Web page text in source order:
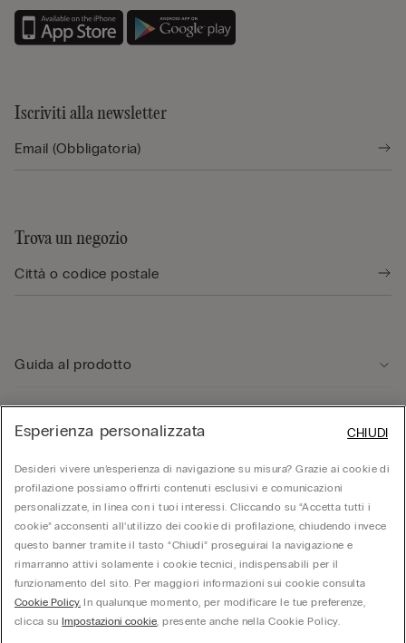
Iscriviti alla newsletter
Trova un negozio
Guida al prodotto
Area Legale
Corporate
© Calzedonia S.p.A | P.iva 02253210237 | Sede Legale: Malcesine (VR), Via Portici
Umberto Primo n. 5/3 | Cod. Fisc. e n.iscr. al Reg. Imprese di Verona: 01037050422 |
REA: VR – 205310 | Capitale sociale: Euro 212.000.000,00 | Società soggetta a
Esperienza personalizzata
Desideri vivere un’esperienza di navigazione su misura? Grazie ai cookie di
profilazione possiamo offrirti contenuti esclusivi e comunicazioni
personalizzate, in linea con i tuoi interessi. Cliccando su “Accetta tutti i
cookie” acconsenti all’utilizzo dei cookie di profilazione, chiudendo invece
questo banner tramite il tasto “Chiudi” proseguirai la navigazione e
rimarranno attivi solamente i cookie tecnici, indispensabili per il
funzionamento del sito. Per maggiori informazioni sui cookie consulta
Cookie Policy. In qualunque momento, per modificare le tue preferenze,
clicca suImpostazioni cookie, presente anche nella Cookie Policy.
CHIUDI